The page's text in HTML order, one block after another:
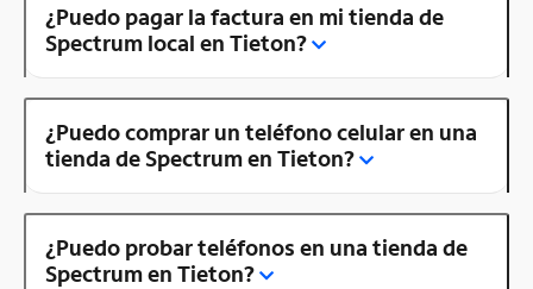
¿Puedo pagar la factura en mi tienda de
Spectrum local en Tieton?
¿Puedo comprar un teléfono celular en una
tienda de Spectrum en Tieton?
¿Puedo probar teléfonos en una tienda de
Spectrum en Tieton?